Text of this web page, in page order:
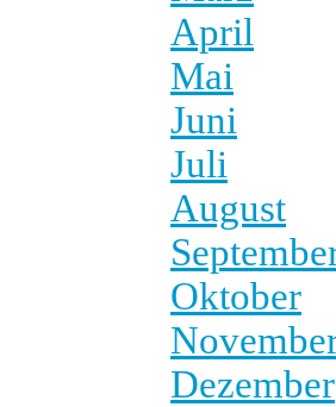
April
Mai
Juni
Juli
August
Oktober
Dezember